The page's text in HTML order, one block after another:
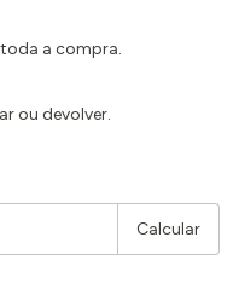
a compra.
ou devolver.
Calcular